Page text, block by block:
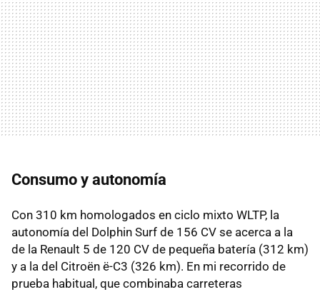
Consumo y autonomía
Con 310 km homologados en ciclo mixto WLTP, la
autonomía del Dolphin Surf de 156 CV se acerca a la
de la Renault 5 de 120 CV de pequeña batería (312 km)
y a la del Citroën ë-C3 (326 km). En mi recorrido de
prueba habitual, que combinaba carreteras